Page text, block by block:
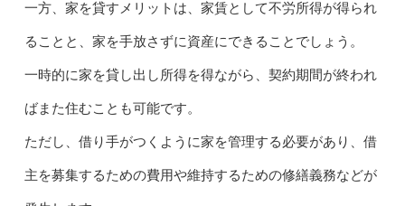
一方、家を貸すメリットは、家賃として不労所得が得られ
ることと、家を手放さずに資産にできることでしょう。
一時的に家を貸し出し所得を得ながら、契約期間が終われ
ばまた住むことも可能です。
ただし、借り手がつくように家を管理する必要があり、借
主を募集するための費用や維持するための修繕義務などが